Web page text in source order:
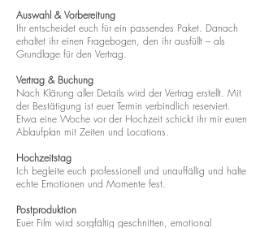
Auswahl & Vorbereitung
Ihr entscheidet euch für ein passendes Paket. Danach
erhaltet ihr einen Fragebogen, den ihr ausfüllt – als
Grundlage für den Vertrag.
Vertrag & Buchung
Nach Klärung aller Details wird der Vertrag erstellt. Mit
der Bestätigung ist euer Termin verbindlich reserviert.
Etwa eine Woche vor der Hochzeit schickt ihr mir euren
Ablaufplan mit Zeiten und Locations.
Hochzeitstag
Ich begleite euch professionell und unauffällig und halte
echte Emotionen und Momente fest.
Postproduktion
Euer Film wird sorgfältig geschnitten, emotional